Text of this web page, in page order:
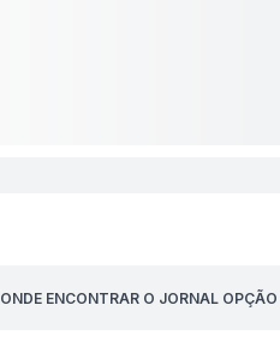
ONDE ENCONTRAR O JORNAL OPÇÃO